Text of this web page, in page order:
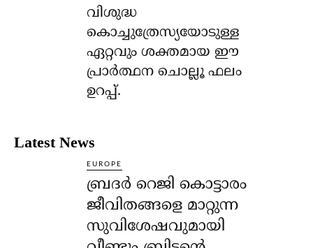
വിശുദ്ധ
കൊച്ചുത്രേസ്യയോടുള്ള
ഏറ്റവും ശക്തമായ ഈ
പ്രാര്‍ത്ഥന ചൊല്ലൂ ഫലം
ഉറപ്പ്.
Latest News
EUROPE
ബ്രദർ റെജി കൊട്ടാരം
ജീവിതങ്ങളെ മാറ്റുന്ന
സുവിശേഷവുമായി